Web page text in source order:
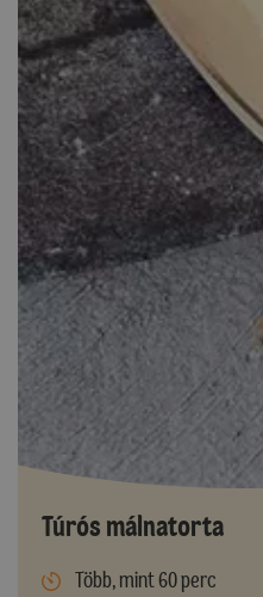
Túrós málnatorta
Több, mint 60 perc